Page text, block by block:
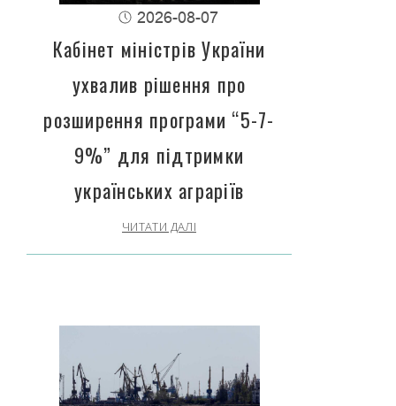
2026-08-07
Кабінет міністрів України
ухвалив рішення про
розширення програми “5-7-
9%” для підтримки
українських аграріїв
ЧИТАТИ ДАЛІ